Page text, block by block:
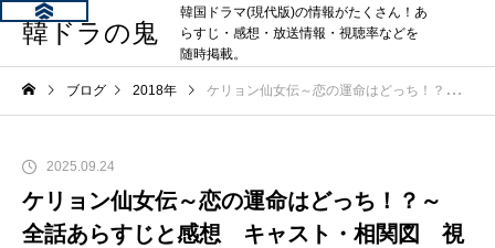
韓ドラの鬼
韓国ドラマ(現代版)の情報がたくさん！あ
らすじ・感想・放送情報・視聴率などを
随時掲載。
ブログ 2018年 ケリョン仙女伝～恋の運命はどっち！？～ 全話あらすじと感想 キャスト・相関図 視聴率
2025.09.24
ケリョン仙女伝～恋の運命はどっち！？～
全話あらすじと感想 キャスト・相関図 視